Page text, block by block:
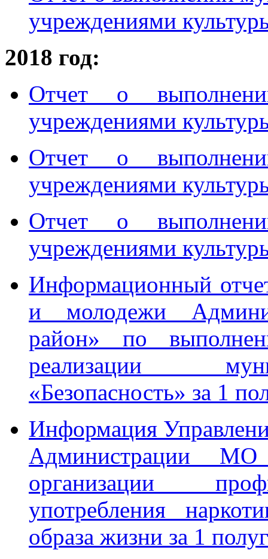
учреждениями
2018 год:
Отчет о
учреждениями
Отчет о
учреждениями
Отчет о
учреждениями
Информационный
и молодежи
район» по
реализации
«Безопасность» за 1
Информация
Администрации
организации
употребления
образа жизни за 1